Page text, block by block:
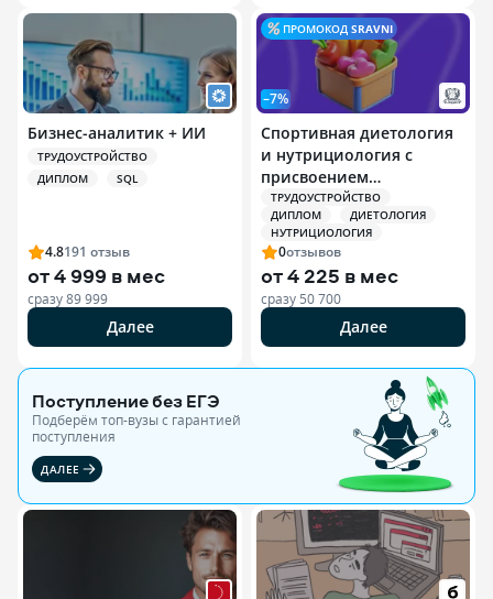
Бизнес-аналитик + ИИ
ТРУДОУСТРОЙСТВО
ДИПЛОМ
SQL
4.8191 отзыв
от4 999 в мес
сразу89 999
Далее
ПРОМОКОД SRAVNI
–7%
Спортивная диетология
и нутрициология с
присвоением
квалификации
Специалист по
спортивной
нутрициологии
ТРУДОУСТРОЙСТВО
ДИПЛОМ
ДИЕТОЛОГИЯ
НУТРИЦИОЛОГИЯ
0отзывов
от4 225 в мес
сразу 50 700
Далее
Поступление без ЕГЭ
Подберём топ-вузы c гарантией
поступления
ДАЛЕЕ